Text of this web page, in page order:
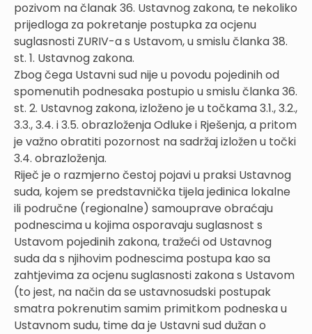
pozivom na članak 36. Ustavnog zakona, te nekoliko
prijedloga za pokretanje postupka za ocjenu
suglasnosti ZURIV-a s Ustavom, u smislu članka 38.
st. 1. Ustavnog zakona.
Zbog čega Ustavni sud nije u povodu pojedinih od
spomenutih podnesaka postupio u smislu članka 36.
st. 2. Ustavnog zakona, izloženo je u točkama 3.1., 3.2.,
3.3., 3.4. i 3.5. obrazloženja Odluke i Rješenja, a pritom
je važno obratiti pozornost na sadržaj izložen u točki
3.4. obrazloženja.
Riječ je o razmjerno čestoj pojavi u praksi Ustavnog
suda, kojem se predstavnička tijela jedinica lokalne
ili područne (regionalne) samouprave obraćaju
podnescima u kojima osporavaju suglasnost s
Ustavom pojedinih zakona, tražeći od Ustavnog
suda da s njihovim podnescima postupa kao sa
zahtjevima za ocjenu suglasnosti zakona s Ustavom
(to jest, na način da se ustavnosudski postupak
smatra pokrenutim samim primitkom podneska u
Ustavnom sudu, time da je Ustavni sud dužan o